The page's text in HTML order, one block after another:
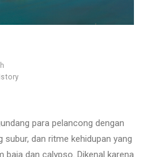
para pelancong dengan
subur, dan ritme kehidupan yang
baja dan calypso. Dikenal karena